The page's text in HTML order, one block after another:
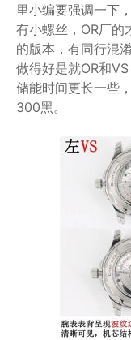
里小编要强调一下
有小螺丝，OR厂的
的版本，有同行混
做得好是就OR和
储能时间更长一些
300黑。